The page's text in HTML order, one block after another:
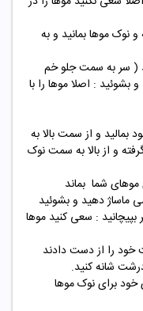
نوک موها بمانید و به
( سر به سمت جلو خم
: اصلا موها را با
بمالید و از سمت بالا به
و از بالا به سمت نوک
بپیچانید : سعی کنید موها
خود را از دست دادند
شانه کنید.
برای نوک موها